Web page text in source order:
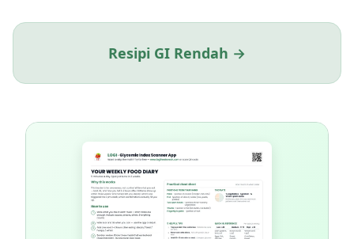
Resipi GI Rendah →